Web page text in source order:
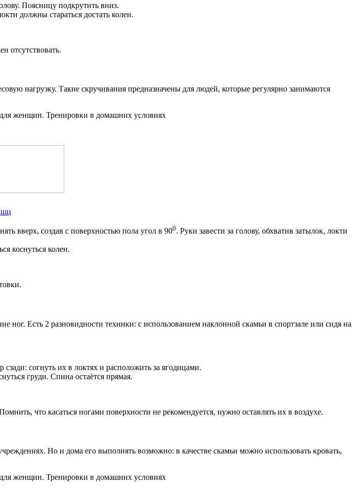
Поясницу подкрутить вниз.
должны стараться достать колен.
отсутствовать.
нагрузку. Такие скручивания предназначены для людей, которые регулярно занимаются
вверх, создав с поверхностью пола угол в 900. Руки завести за голову, обхватив затылок, локти
коснуться колен.
Есть 2 разновидности техники: с использованием наклонной скамьи в спортзале или сидя на
согнуть их в локтях и расположить за ягодицами.
груди. Спина остаётся прямая.
что касаться ногами поверхности не рекомендуется, нужно оставлять их в воздухе.
Но и дома его выполнять возможно: в качестве скамьи можно использовать кровать,